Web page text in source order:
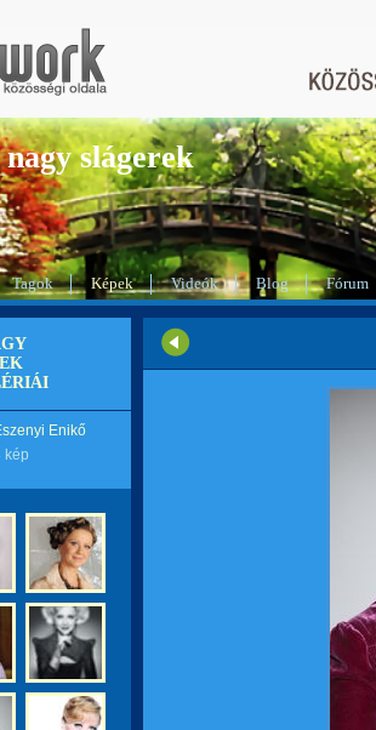
slágerek
Tagok Képek Videók Blog Fórum
Enikő
kép